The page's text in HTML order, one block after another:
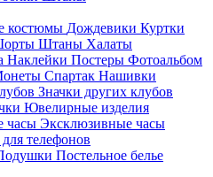
костюмы Дождевики Куртки
Штаны Халаты
Наклейки Постеры Фотоальбом
Спартак Нашивки
Значки других клубов
Ювелирные изделия
часы Эксклюзивные часы
телефонов
Постельное белье